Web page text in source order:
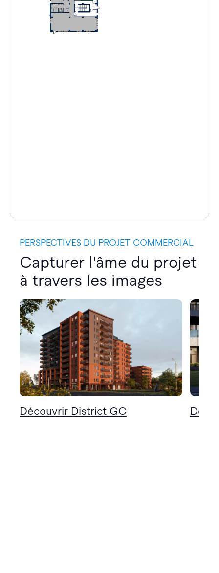
PERSPECTIVES DU PROJET COMMERCIAL
Capturer l'âme du projet
à travers les images
Découvrir District GC